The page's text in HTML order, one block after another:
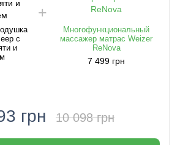
с
и
Многофункциональный
массажер матрас Weizer
ReNova
7 499 грн
грн 10 098 грн